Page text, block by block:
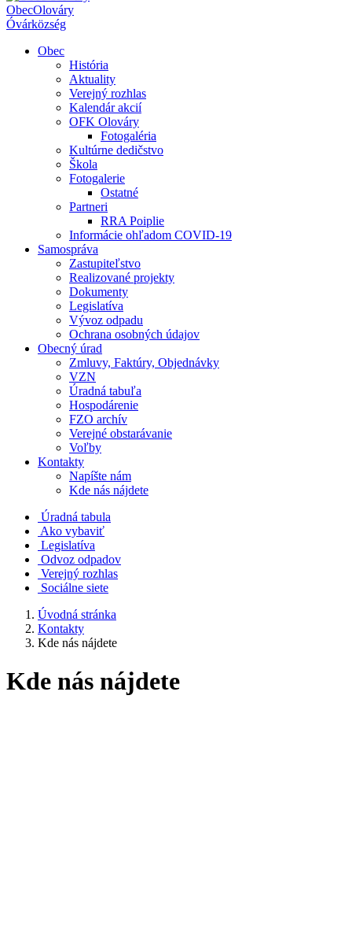
ObecOlováry
Óvárközség
Obec
História
Aktuality
Verejný rozhlas
Kalendár akcií
OFK Olováry
Fotogaléria
Kultúrne dedičstvo
Škola
Fotogalerie
Ostatné
Partneri
RRA Poiplie
Informácie ohľadom COVID-19
Samospráva
Zastupiteľstvo
Realizované projekty
Dokumenty
Legislatíva
Vývoz odpadu
Ochrana osobných údajov
Obecný úrad
Zmluvy, Faktúry, Objednávky
VZN
Úradná tabuľa
Hospodárenie
FZO archív
Verejné obstarávanie
Voľby
Kontakty
Napíšte nám
Kde nás nájdete
Úradná tabula
Ako vybaviť
Legislatíva
Odvoz odpadov
Verejný rozhlas
Sociálne siete
Úvodná stránka
Kontakty
Kde nás nájdete
Kde nás nájdete